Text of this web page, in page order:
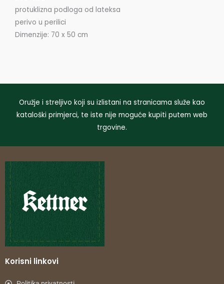
protuklizna podloga od lateksa
perivo u perilici
Dimenzije: 70 x 50 cm
Oružje i streljivo koji su izlistani na stranicama služe kao
kataloški primjerci, te iste nije moguće kupiti putem web
trgovine.
Korisni linkovi